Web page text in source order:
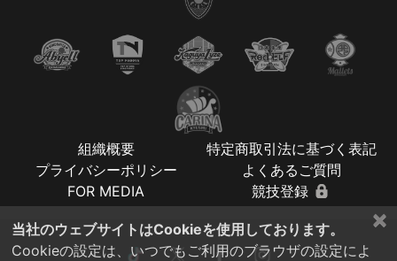
組織概要
特定商取引法に基づく表記
プライバシーポリシー
よくあるご質問
FOR MEDIA
競技登録
×
当社のウェブサイトはCookieを使用しております。
Cookieの設定は、いつでもご利用のブラウザの設定によ